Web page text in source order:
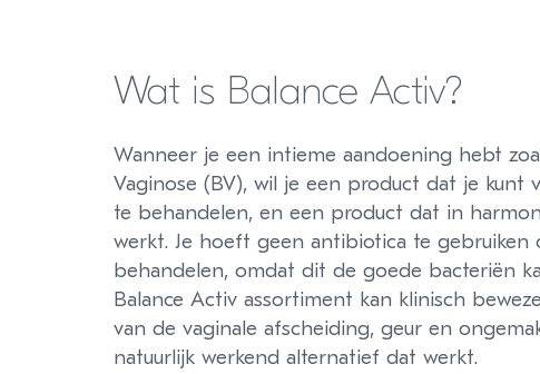
Wat is Balance Activ?
Wanneer je een intieme aandoening hebt
Vaginose (BV), wil je een product dat je kunt
te behandelen, en een product dat in
werkt. Je hoeft geen antibiotica te gebruiken
behandelen, omdat dit de goede bacteriën
Balance Activ assortiment kan klinisch
van de vaginale afscheiding, geur en
natuurlijk werkend alternatief dat werkt.